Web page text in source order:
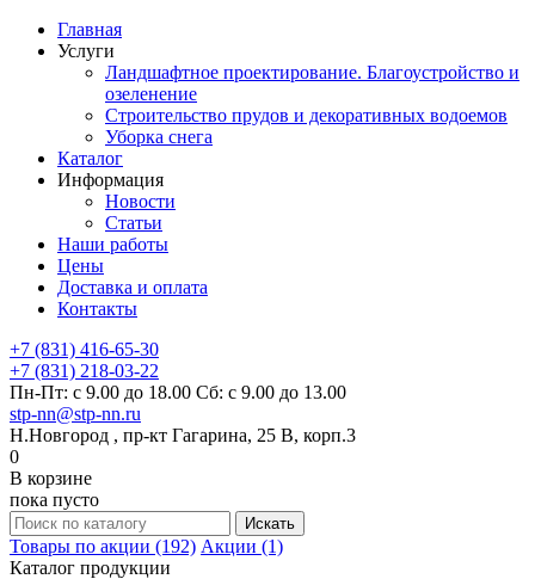
Главная
Услуги
Ландшафтное проектирование. Благоустройство и
озеленение
Строительство прудов и декоративных водоемов
Уборка снега
Каталог
Информация
Новости
Статьи
Наши работы
Цены
Доставка и оплата
Контакты
+7 (831) 416-65-30
+7 (831) 218-03-22
Пн-Пт: с 9.00 до 18.00 Сб: с 9.00 до 13.00
stp-nn@stp-nn.ru
Н.Новгород , пр-кт Гагарина, 25 В, корп.3
0
В корзине
пока пусто
Товары по акции (192) Акции (1)
Каталог продукции